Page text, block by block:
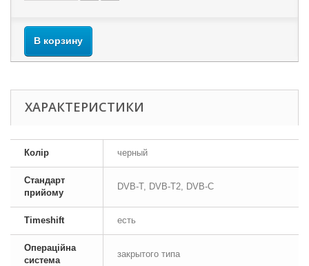
В корзину
ХАРАКТЕРИСТИКИ
Колір черный
Стандарт
прийому
DVB-T, DVB-T2, DVB-C
Timeshift есть
Операційна
система
закрытого типа